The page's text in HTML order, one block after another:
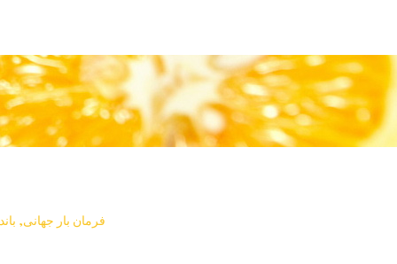
فرمان بار جهانی, باند 10 سانتی متر × 5